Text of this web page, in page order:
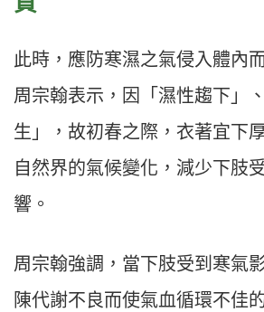
此時，應防寒濕之氣侵入體內
周宗翰表示，因「濕性趨下」
生」，故初春之際，衣著宜下
自然界的氣候變化，減少下肢
響。
周宗翰強調，當下肢受到寒氣
陳代謝不良而使氣血循環不佳